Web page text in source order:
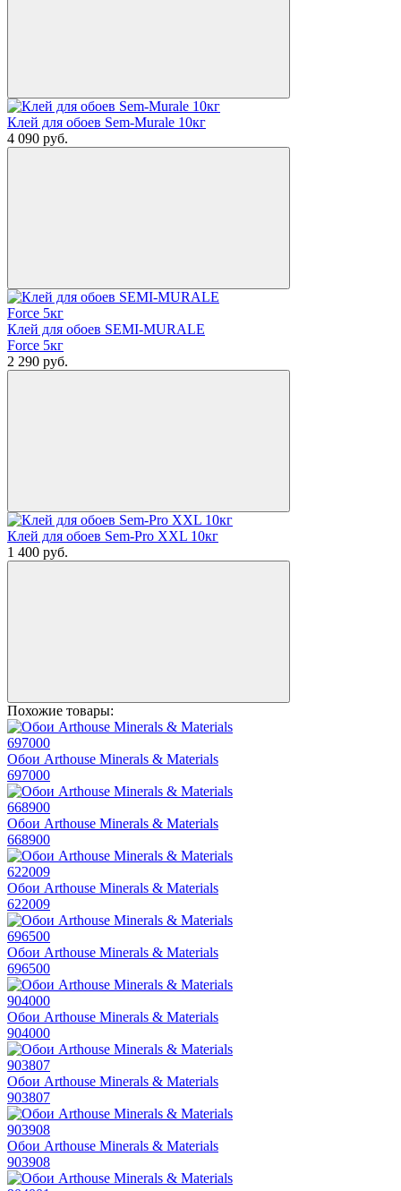
Клей для обоев Sem-Murale 10кг
4 090 руб.
Клей для обоев SEMI-MURALE
Force 5кг
2 290 руб.
Клей для обоев Sem-Pro XXL 10кг
1 400 руб.
Похожие товары:
Обои Arthouse Minerals & Materials
697000
Обои Arthouse Minerals & Materials
668900
Обои Arthouse Minerals & Materials
622009
Обои Arthouse Minerals & Materials
696500
Обои Arthouse Minerals & Materials
904000
Обои Arthouse Minerals & Materials
903807
Обои Arthouse Minerals & Materials
903908